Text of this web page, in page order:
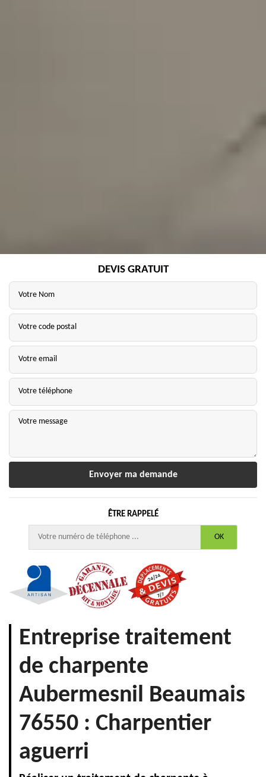
DEVIS GRATUIT
ÊTRE RAPPELÉ
Entreprise traitement
de charpente
Aubermesnil Beaumais
76550 : Charpentier
aguerri